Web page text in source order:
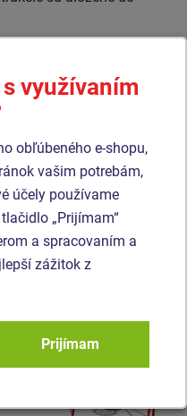
je vyrobené z
pevnostného vlákna.
HERKULES (16 mm
oceľovým jadrom).
alebo nerezový.
tovar
Produkt - REH-6321K-10
celokovová (v.p. 1,0 m)
využívaním
obľúbeného e-shopu,
vašim potrebám,
účely používame
„Prijímam“
a spracovaním a
zážitok z
Prijímam